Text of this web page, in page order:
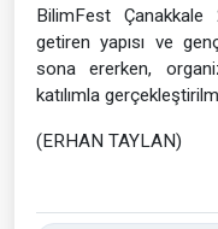
BilimFest
getiren yapısı ve
sona ererken,
katılımla
(ERHAN TAYLAN)